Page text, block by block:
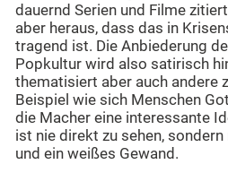
dauernd Serien und Filme
aber heraus, dass das in
tragend ist. Die Anbiederung
Popkultur wird also satirisch
thematisiert aber auch andere
Beispiel wie sich Menschen
die Macher eine interessante
ist nie direkt zu sehen,
und ein weißes Gewand.